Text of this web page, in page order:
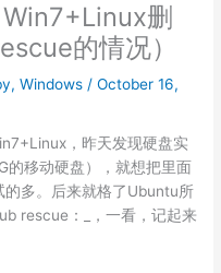
删
的情况）
,Windows /October 16,
，昨天发现硬盘实
的移动硬盘），就想把里面
多。后来就格了Ubuntu所
rescue：_，一看，记起来